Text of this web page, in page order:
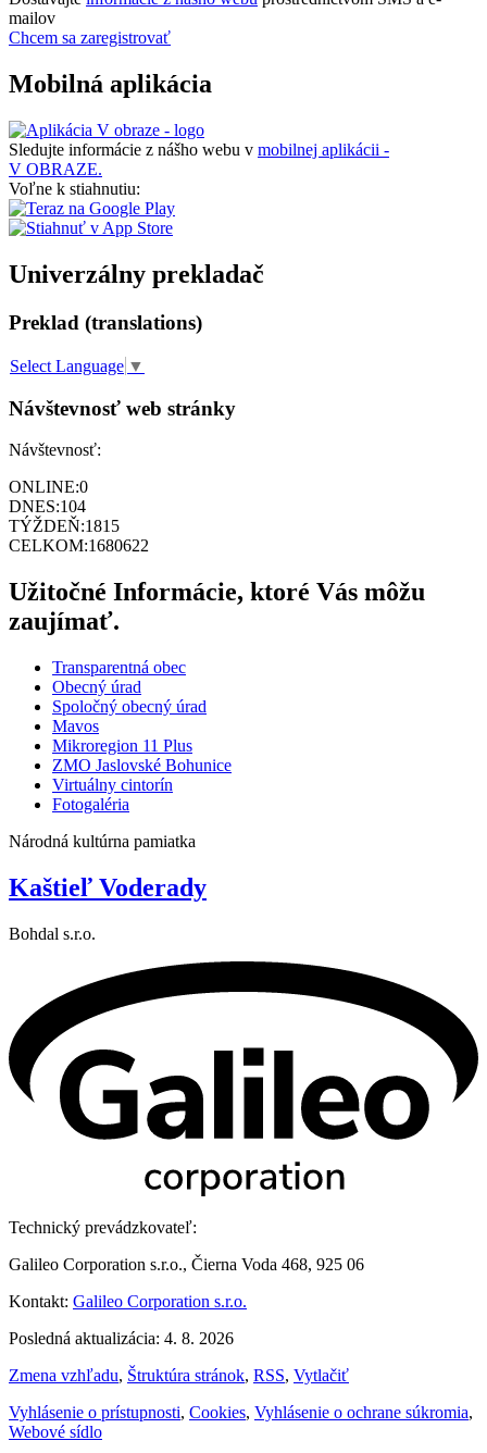
mailov
Chcem sa zaregistrovať
Mobilná aplikácia
Sledujte informácie z nášho webu v mobilnej aplikácii -
V OBRAZE.
Voľne k stiahnutiu:
Univerzálny prekladač
Preklad (translations)
Select Language ▼
Návštevnosť web stránky
Návštevnosť:
ONLINE:0
DNES:104
TÝŽDEŇ:1815
CELKOM:1680622
Užitočné Informácie, ktoré Vás môžu
zaujímať.
Transparentná obec
Obecný úrad
Spoločný obecný úrad
Mavos
Mikroregion 11 Plus
ZMO Jaslovské Bohunice
Virtuálny cintorín
Fotogaléria
Národná kultúrna pamiatka
Kaštieľ Voderady
Bohdal s.r.o.
Technický prevádzkovateľ:
Galileo Corporation s.r.o., Čierna Voda 468, 925 06
Kontakt: Galileo Corporation s.r.o.
Posledná aktualizácia: 4. 8. 2026
Zmena vzhľadu, Štruktúra stránok, RSS, Vytlačiť
Vyhlásenie o prístupnosti, Cookies, Vyhlásenie o ochrane súkromia,
Webové sídlo